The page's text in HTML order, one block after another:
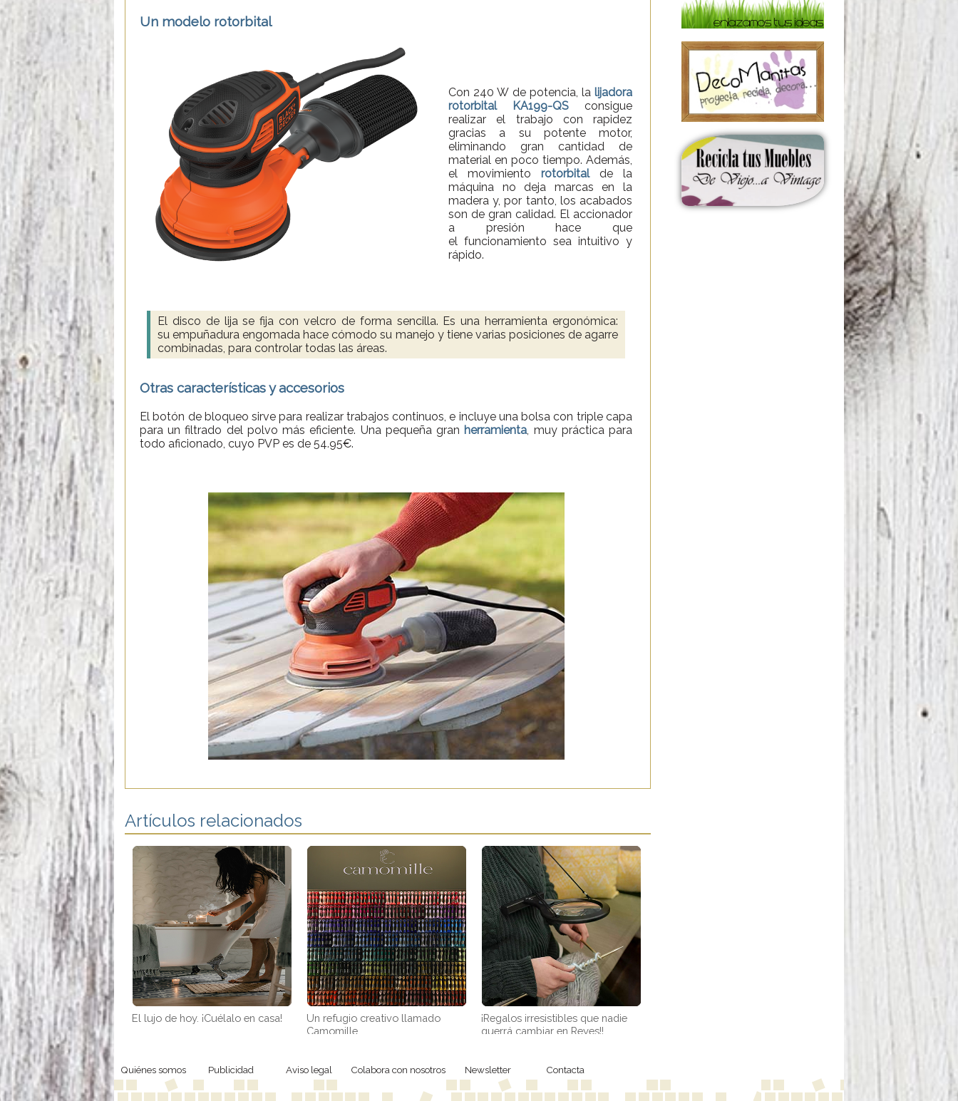
Un modelo rotorbital
Con 240 W de potencia, lalijadora
rotorbital KA199-QS consigue
realizar el trabajo con rapidez
gracias a su potente motor,
eliminando gran cantidad de
material en poco tiempo. Además,
el movimiento rotorbitalde la
máquina no deja marcas en la
madera y, por tanto, los acabados
son de gran calidad. El accionador
a presión hace que
el funcionamiento sea intuitivo y
rápido.
El disco de lija se fija con velcro de forma sencilla. Es una herramienta ergonómica:
su empuñadura engomada hace cómodo su manejo y tiene varias posiciones de agarre
combinadas, para controlar todas las áreas.
Otras características y accesorios
El botón de bloqueo sirve para realizar trabajos continuos, e incluye una bolsa con triple capa
para un filtrado del polvo más eficiente. Una pequeña gran herramienta, muy práctica para
todo aficionado, cuyo PVP es de 54.95€.
Artículos relacionados
El lujo de hoy. ¡Cuélalo en casa!
Un refugio creativo llamado
Camomille
¡Regalos irresistibles que nadie
querrá cambiar en Reyes!!
Quiénes somos Publicidad Aviso legal Colabora con nosotros Newsletter Contacta